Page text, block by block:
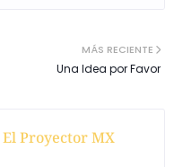
MÁS RECIENTE
Una Idea por Favor
El Proyector MX